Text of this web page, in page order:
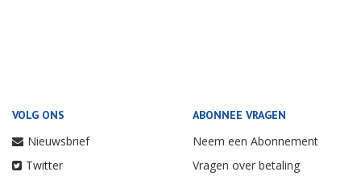
VOLG ONS
Nieuwsbrief
Twitter
ABONNEE VRAGEN
Neem een Abonnement
Vragen over betaling